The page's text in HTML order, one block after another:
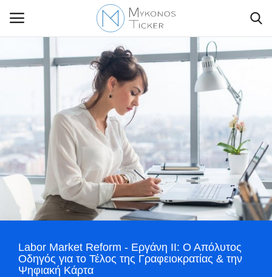
Politique
Business
Travel
World
Greece
Labor Market Reform - Εργάνη ΙΙ: Ο Απόλυτος
Οδηγός για το Τέλος της Γραφειοκρατίας & την
Ψηφιακή Κάρτα